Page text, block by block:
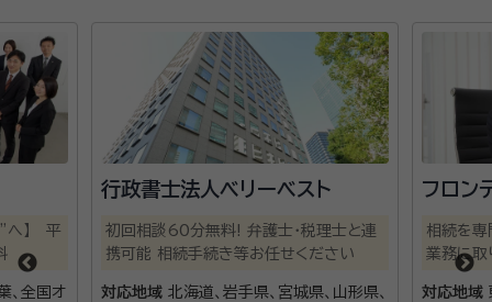
へ】 平
、全国オ
行政書士法人ベリーベスト
初回相談60分無料! 弁護士・税理士と連
携可能 相続手続き等お任せください
対応地域 北海道、岩手県、宮城県、山形県、
フロン
相続を専
業務に取
対応地域